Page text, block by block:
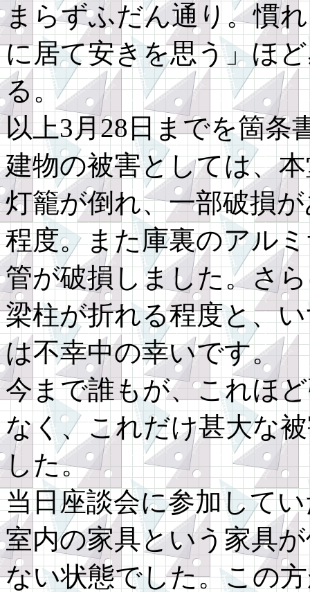
まらずふだん通り。慣
に居て安きを思う」ほ
る。
以上3月28日までを箇条
建物の被害としては、
灯籠が倒れ、一部破損
程度。また庫裏のアル
管が破損しました。さ
梁柱が折れる程度と、
は不幸中の幸いです。
今まで誰もが、これほ
なく、これだけ甚大な
した。
当日座談会に参加して
室内の家具という家具
ない状態でした。この